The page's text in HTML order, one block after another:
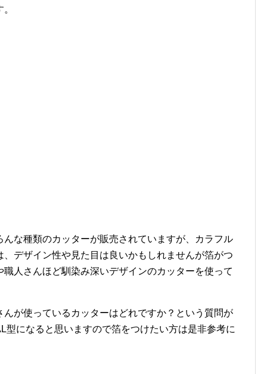
な種類のカッターが販売されていますが、カラフル
デザイン性や見た目は良いかもしれませんが箔がつ
人さんほど馴染み深いデザインのカッターを使って
が使っているカッターはどれですか？という質問が
型になると思いますので箔をつけたい方は是非参考に